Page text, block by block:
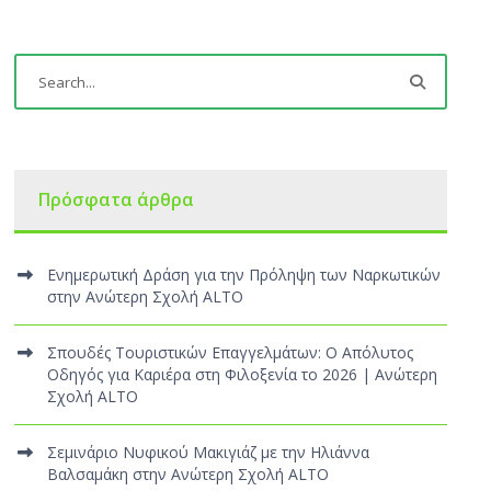
Πρόσφατα άρθρα
Ενημερωτική Δράση για την Πρόληψη των Ναρκωτικών
στην Ανώτερη Σχολή ALTO
Σπουδές Τουριστικών Επαγγελμάτων: Ο Απόλυτος
Οδηγός για Καριέρα στη Φιλοξενία το 2026 | Ανώτερη
Σχολή ALTO
Σεμινάριο Νυφικού Μακιγιάζ με την Ηλιάννα
Βαλσαμάκη στην Ανώτερη Σχολή ALTO